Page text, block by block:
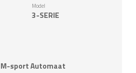
Model
3-SERIE
M-sport Automaat